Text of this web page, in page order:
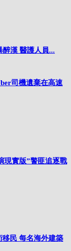
醉漢 醫護人員...
司機遺棄在高速
現實版”警匪追逐戰
移民 每名海外建築